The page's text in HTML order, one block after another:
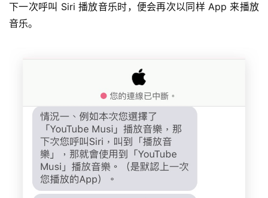
下一次呼叫 Siri 播放音乐时，便会再次以同样 App 来播放
音乐。